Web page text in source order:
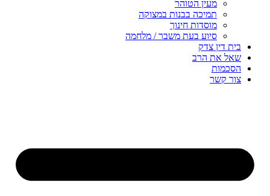
מעין הטוהר
תמיכה בבנות במצוקה
מוסדות חינוך
סיוע בעת משבר / מלחמה
בית דין צדק
שאל את הרב
הסכמות
צור קשר